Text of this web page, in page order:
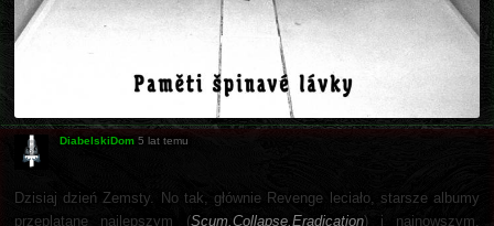
DiabelskiDom 5 lat temu
Dzisiaj dzień Zemsty. No tak, głównie Revenge leciało, starsze albumy
przeplatane najlepszym (Scum.Collapse.Eradication) i najnowszym.